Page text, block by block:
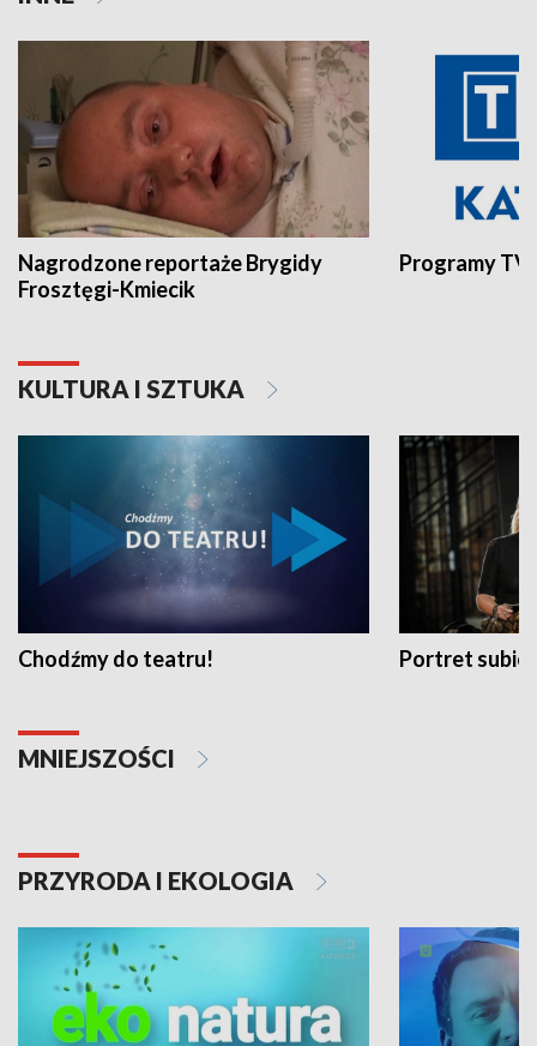
Nagrodzone reportaże Brygidy
Frosztęgi-Kmiecik
Programy
KULTURA I SZTUKA
Chodźmy do teatru! Portret
MNIEJSZOŚCI
PRZYRODA I EKOLOGIA